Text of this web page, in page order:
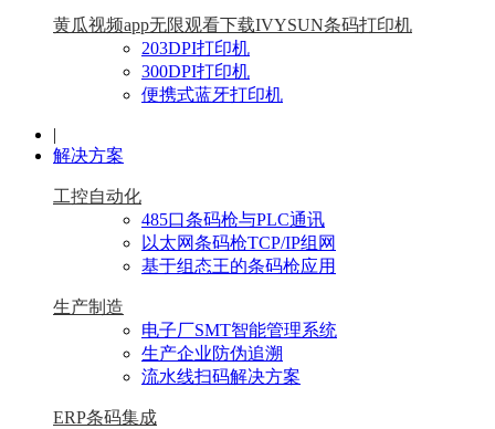
黄瓜视频app无限观看下载IVYSUN条码打印机
203DPI打印机
300DPI打印机
便携式蓝牙打印机
|
解决方案
工控自动化
485口条码枪与PLC通讯
以太网条码枪TCP/IP组网
基于组态王的条码枪应用
生产制造
电子厂SMT智能管理系统
生产企业防伪追溯
流水线扫码解决方案
ERP条码集成